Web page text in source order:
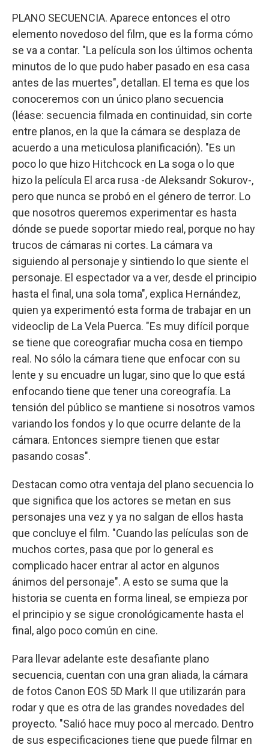
PLANO SECUENCIA. Aparece entonces el otro
elemento novedoso del film, que es la forma cómo
se va a contar. "La película son los últimos ochenta
minutos de lo que pudo haber pasado en esa casa
antes de las muertes", detallan. El tema es que los
conoceremos con un único plano secuencia
(léase: secuencia filmada en continuidad, sin corte
entre planos, en la que la cámara se desplaza de
acuerdo a una meticulosa planificación). "Es un
poco lo que hizo Hitchcock en La soga o lo que
hizo la película El arca rusa -de Aleksandr Sokurov-,
pero que nunca se probó en el género de terror. Lo
que nosotros queremos experimentar es hasta
dónde se puede soportar miedo real, porque no hay
trucos de cámaras ni cortes. La cámara va
siguiendo al personaje y sintiendo lo que siente el
personaje. El espectador va a ver, desde el principio
hasta el final, una sola toma", explica Hernández,
quien ya experimentó esta forma de trabajar en un
videoclip de La Vela Puerca. "Es muy difícil porque
se tiene que coreografiar mucha cosa en tiempo
real. No sólo la cámara tiene que enfocar con su
lente y su encuadre un lugar, sino que lo que está
enfocando tiene que tener una coreografía. La
tensión del público se mantiene si nosotros vamos
variando los fondos y lo que ocurre delante de la
cámara. Entonces siempre tienen que estar
pasando cosas".
Destacan como otra ventaja del plano secuencia lo
que significa que los actores se metan en sus
personajes una vez y ya no salgan de ellos hasta
que concluye el film. "Cuando las películas son de
muchos cortes, pasa que por lo general es
complicado hacer entrar al actor en algunos
ánimos del personaje". A esto se suma que la
historia se cuenta en forma lineal, se empieza por
el principio y se sigue cronológicamente hasta el
final, algo poco común en cine.
Para llevar adelante este desafiante plano
secuencia, cuentan con una gran aliada, la cámara
de fotos Canon EOS 5D Mark II que utilizarán para
rodar y que es otra de las grandes novedades del
proyecto. "Salió hace muy poco al mercado. Dentro
de sus especificaciones tiene que puede filmar en